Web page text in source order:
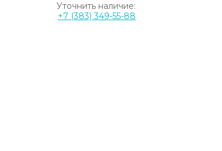
Уточнить наличие:
+7 (383) 349-55-88